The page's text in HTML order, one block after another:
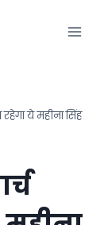
ये महीना सिंह